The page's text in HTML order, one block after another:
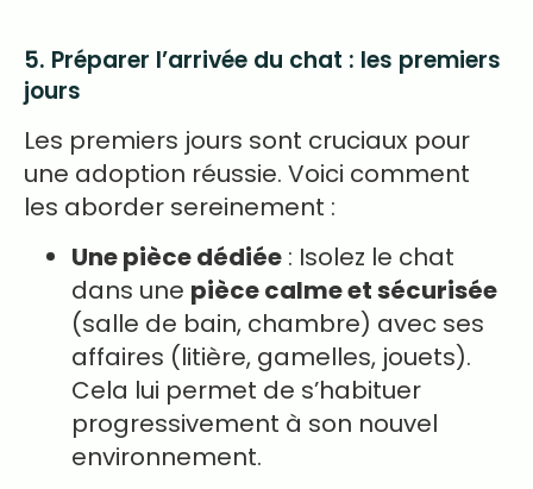
5. Préparer l’arrivée du chat : les premiers
jours
Les premiers jours sont cruciaux pour
une adoption réussie. Voici comment
les aborder sereinement :
Une pièce dédiée : Isolez le chat
dans une pièce calme et sécurisée
(salle de bain, chambre) avec ses
affaires (litière, gamelles, jouets).
Cela lui permet de s’habituer
progressivement à son nouvel
environnement.